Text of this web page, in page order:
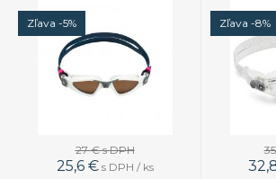
Zľava -5%
27 €s DPH
25,6 € s DPH / ks
Zľava -8%